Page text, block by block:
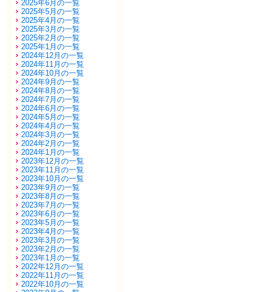
2025年6月の一覧
2025年5月の一覧
2025年4月の一覧
2025年3月の一覧
2025年2月の一覧
2025年1月の一覧
2024年12月の一覧
2024年11月の一覧
2024年10月の一覧
2024年9月の一覧
2024年8月の一覧
2024年7月の一覧
2024年6月の一覧
2024年5月の一覧
2024年4月の一覧
2024年3月の一覧
2024年2月の一覧
2024年1月の一覧
2023年12月の一覧
2023年11月の一覧
2023年10月の一覧
2023年9月の一覧
2023年8月の一覧
2023年7月の一覧
2023年6月の一覧
2023年5月の一覧
2023年4月の一覧
2023年3月の一覧
2023年2月の一覧
2023年1月の一覧
2022年12月の一覧
2022年11月の一覧
2022年10月の一覧